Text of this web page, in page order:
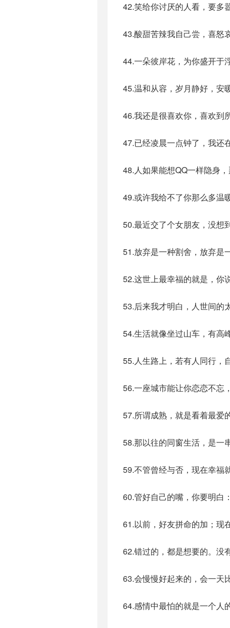
42.笑给你讨厌的人看，要多
43.酸甜苦辣我自己尝，喜怒
44.一朵彼岸花，为你盛开于
45.温和从容，岁月静好，安
46.我还是很喜欢你，喜欢到
47.已经凌晨一点钟了，我还
48.人如果能想QQ一样隐身
49.或许我给不了你那么多温
50.最近交了个女朋友，没想
51.放弃是一种割舍，放弃是
52.这世上最幸福的就是，你
53.后来我才明白，人世间的
54.生活就像坐过山车，有高
55.人生路上，若有人同行，
56.一座城市能让你恋恋不忘
57.所谓成熟，就是看着最爱
58.那以往的同窗生活，是一
59.不管曾经与否，现在幸福
60.管好自己的嘴，你要明白
61.以前，好友拼命的加；现
62.错过的，都是想要的。没
63.会慢慢好起来的，会一天
64.感情中最怕的就是一个人